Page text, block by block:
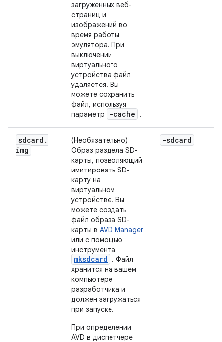
загруженных веб-
страниц и
изображений во
время работы
эмулятора. При
выключении
виртуального
устройства файл
удаляется. Вы
можете сохранить
файл, используя
параметр
-cache .
sdcard .
img
(Необязательно)
Образ раздела SD-
карты, позволяющий
имитировать SD-
карту на
виртуальном
устройстве. Вы
можете создать
файл образа SD-
карты в AVD Manager
или с помощью
инструмента
mksdcard
. Файл
хранится на вашем
компьютере
разработчика и
должен загружаться
при запуске.
При определении
AVD в диспетчере
-sdcard